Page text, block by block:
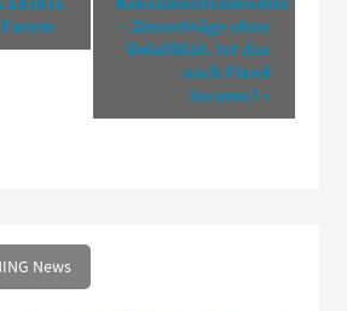
– Zinserträge ohne
Volatilität. Ist das
noch Fixed
Income? »
News